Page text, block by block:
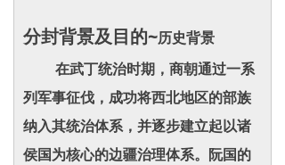
分封背景及目的~历史背景
在武丁统治时期，商朝通过一系
列军事征伐，成功将西北地区的部族
纳入其统治体系，并逐步建立起以诸
侯国为核心的边疆治理体系。阮国的